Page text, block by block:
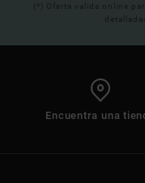
(*) Oferta valida online
Encuentra una